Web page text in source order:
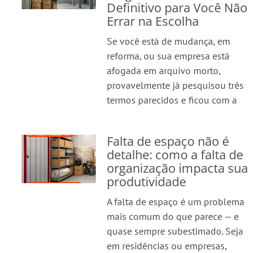
Definitivo para Você Não
Errar na Escolha
Se você está de mudança, em
reforma, ou sua empresa está
afogada em arquivo morto,
provavelmente já pesquisou três
termos parecidos e ficou com a
Falta de espaço não é
detalhe: como a falta de
organização impacta sua
produtividade
A falta de espaço é um problema
mais comum do que parece — e
quase sempre subestimado. Seja
em residências ou empresas,